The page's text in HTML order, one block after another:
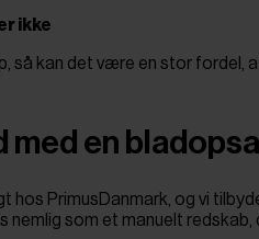
ikke
så kan det være en stor
med en
hos PrimusDanmark, og vi
nemlig som et manuelt